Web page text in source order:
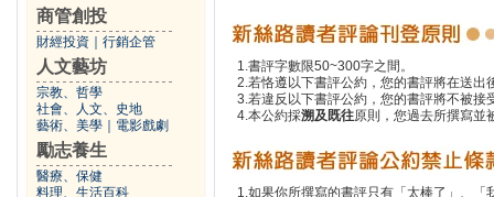
商管創投
財經投資 行銷企管
人文藝坊
宗教、哲學
社會、人文、史地
藝術、美學
電影戲劇
勵志養生
醫療、保健
料理、生活百科
1.書評字數限50~300字之間。
2.若恪遵以下書評公約，您的書評將在送
3.若違反以下書評公約，您的書評將不被接
4.本公約採溯及既往原則，您過去所撰寫並
1.如果你所撰寫的書評只有「太棒了」、